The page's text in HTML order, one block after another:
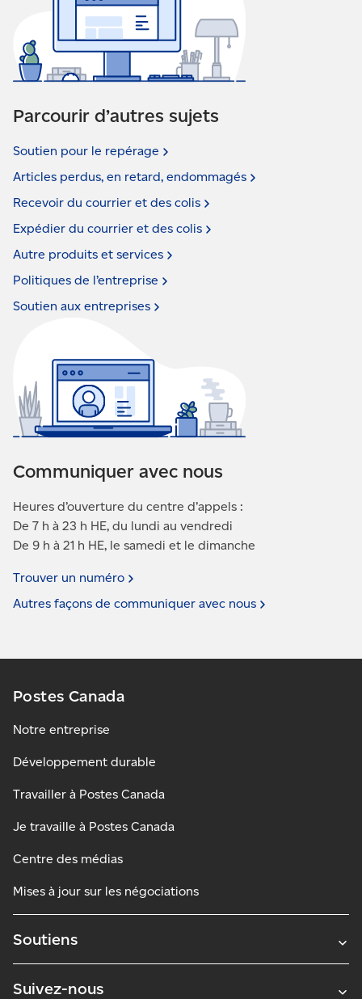
Parcourir d’autres sujets
Soutien pour le repérage
Articles perdus, en retard, endommagés
Recevoir du courrier et des colis
Expédier du courrier et des colis
Autre produits et services
Politiques de l’entreprise
Soutien aux entreprises
Communiquer avec nous
Heures d’ouverture du centre d’appels :
De 7 h à 23 h HE, du lundi au vendredi
De 9 h à 21 h HE, le samedi et le dimanche
Trouver un numéro
Autres façons de communiquer avec nous
Postes Canada
Notre entreprise
Développement durable
Travailler à Postes Canada
Je travaille à Postes Canada
Centre des médias
Mises à jour sur les négociations
Soutiens
Suivez-nous